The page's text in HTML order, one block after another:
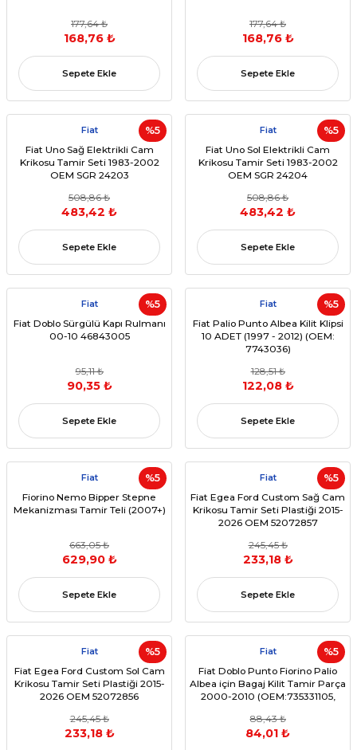
177,64 ₺
168,76 ₺
Sepete Ekle
177,64 ₺
168,76 ₺
Sepete Ekle
%5
Fiat
Fiat Uno Sağ Elektrikli Cam
Krikosu Tamir Seti 1983-2002
OEM SGR 24203
508,86 ₺
483,42 ₺
Sepete Ekle
%5
Fiat
Fiat Uno Sol Elektrikli Cam
Krikosu Tamir Seti 1983-2002
OEM SGR 24204
508,86 ₺
483,42 ₺
Sepete Ekle
%5
Fiat
Fiat Doblo Sürgülü Kapı Rulmanı
00-10 46843005
95,11 ₺
90,35 ₺
Sepete Ekle
%5
Fiat
Fiat Palio Punto Albea Kilit Klipsi
10 ADET (1997 - 2012) (OEM:
7743036)
128,51 ₺
122,08 ₺
Sepete Ekle
%5
Fiat
Fiorino Nemo Bipper Stepne
Mekanizması Tamir Teli (2007+)
663,05 ₺
629,90 ₺
Sepete Ekle
%5
Fiat
Fiat Egea Ford Custom Sağ Cam
Krikosu Tamir Seti Plastiği 2015-
2026 OEM 52072857
245,45 ₺
233,18 ₺
Sepete Ekle
%5
Fiat
Fiat Egea Ford Custom Sol Cam
Krikosu Tamir Seti Plastiği 2015-
2026 OEM 52072856
245,45 ₺
233,18 ₺
%5
Fiat
Fiat Doblo Punto Fiorino Palio
Albea için Bagaj Kilit Tamir Parça
2000-2010 (OEM:735331105,
88,43 ₺
84,01 ₺